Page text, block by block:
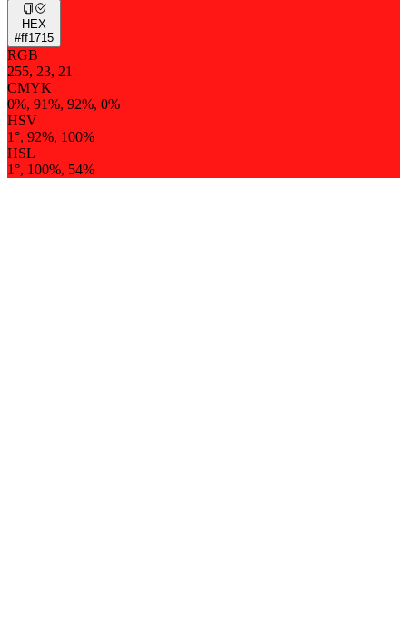
HEX
#ff1715
RGB
255, 23, 21
CMYK
0%, 91%, 92%, 0%
HSV
1°, 92%, 100%
HSL
1°, 100%, 54%